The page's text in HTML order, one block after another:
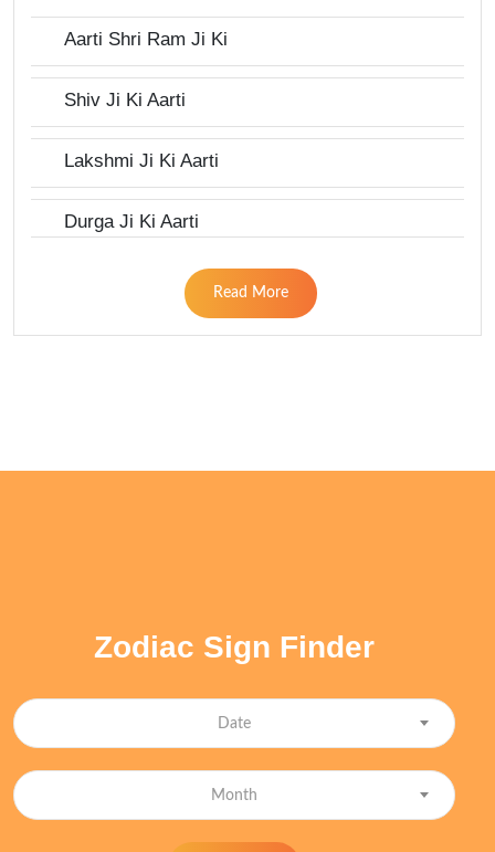
Aarti Shri Ram Ji Ki
Shiv Ji Ki Aarti
Lakshmi Ji Ki Aarti
Durga Ji Ki Aarti
Read More
Zodiac Sign Finder
Date
Month